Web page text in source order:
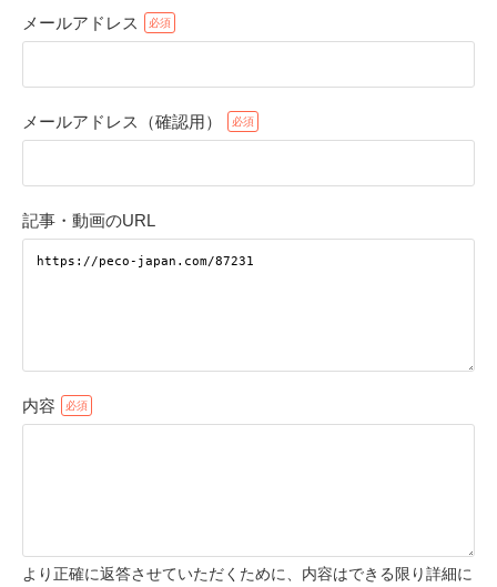
メールアドレス
メールアドレス（確認用）
記事・動画のURL
内容
より正確に返答させていただくために、内容はできる限り詳細に
アプリで開く